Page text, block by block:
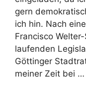
gern
ich hin. Nach
Francisco
laufenden
Göttinger
meiner Zeit bei …